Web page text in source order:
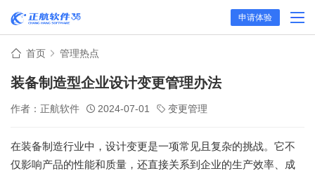
申请体验
首页 管理热点
装备制造型企业设计变更管理办法
作者：正航软件 2024-07-01 变更管理
在装备制造行业中，设计变更是一项常见且复杂的挑战。它不
仅影响产品的性能和质量，还直接关系到企业的生产效率、成